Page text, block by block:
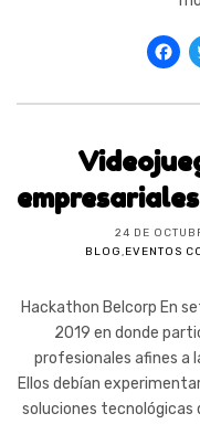
24 DE
BLOG,EVENTOS
Hackathon Belcorp En
2019 en donde
profesionales afines a
Ellos debían
soluciones tecnológicas